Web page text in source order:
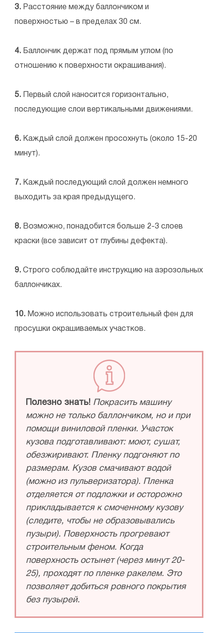
3. Расстояние между баллончиком и
поверхностью – в пределах 30 см.
4. Баллончик держат под прямым углом (по
отношению к поверхности окрашивания).
5. Первый слой наносится горизонтально,
последующие слои вертикальными движениями.
6. Каждый слой должен просохнуть (около 15-20
минут).
7. Каждый последующий слой должен немного
выходить за края предыдущего.
8. Возможно, понадобится больше 2-3 слоев
краски (все зависит от глубины дефекта).
9. Строго соблюдайте инструкцию на аэрозольных
баллончиках.
10. Можно использовать строительный фен для
просушки окрашиваемых участков.
Полезно знать! Покрасить машину
можно не только баллончиком, но и при
помощи виниловой пленки. Участок
кузова подготавливают: моют, сушат,
обезжиривают. Пленку подгоняют по
размерам. Кузов смачивают водой
(можно из пульверизатора). Пленка
отделяется от подложки и осторожно
прикладывается к смоченному кузову
(следите, чтобы не образовывались
пузыри). Поверхность прогревают
строительным феном. Когда
поверхность остынет (через минут 20-
25), проходят по пленке ракелем. Это
позволяет добиться ровного покрытия
без пузырей.